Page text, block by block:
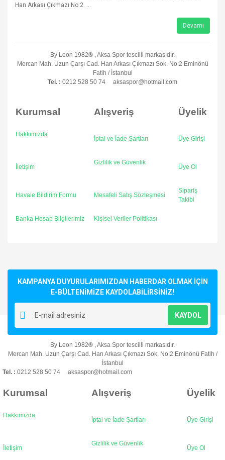
Han Arkası Çıkmazı No:2 ...
Devamı
By Leon 1982® , Aksa Spor tescilli markasıdır.
Mercan Mah. Uzun Çarşı Cad. Han Arkası Çıkmazı Sok. No:2 Eminönü
Fatih / İstanbul
Tel. : 0212 528 50 74 aksaspor@hotmail.com
Kurumsal Alışveriş Üyelik
Hakkımızda
İptal ve İade Şartları Üye Girişi
İletişim
Gizlilik ve Güvenlik
Üye Ol
Havale Bildirim Formu Mesafeli Satış Sözleşmesi
Sipariş
Takibi
Banka Hesap Bilgilerimiz Kişisel Veriler Politikası
KAMPANYA DUYURULARIMIZDAN HABERDAR OLMAK İÇİN
E-BÜLTENİMİZE KAYDOLABİLİRSİNİZ!
KAYDOL
By Leon 1982® , Aksa Spor tescilli markasıdır.
Mercan Mah. Uzun Çarşı Cad. Han Arkası Çıkmazı Sok. No:2 Eminönü Fatih /
İstanbul
Tel. : 0212 528 50 74 aksaspor@hotmail.com
Kurumsal Alışveriş Üyelik
Hakkımızda
İptal ve İade Şartları Üye Girişi
İletişim
Gizlilik ve Güvenlik
Üye Ol